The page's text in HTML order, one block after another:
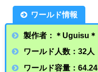
ワールド情報
製作者：＊Uguisu＊
ワールド人数：32人
ワールド容量：64.24